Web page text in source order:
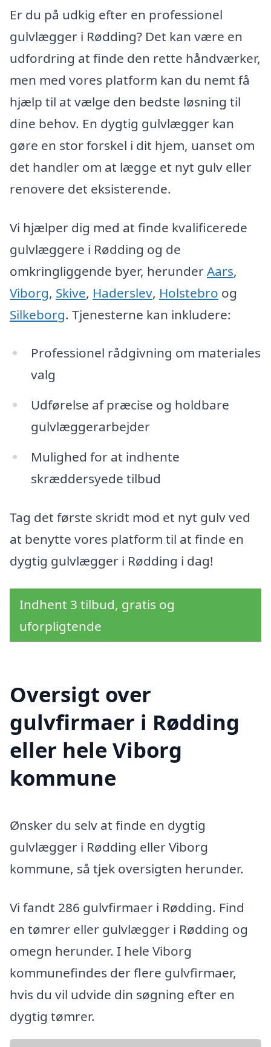
Er du på udkig efter en professionel
gulvlægger i Rødding? Det kan være en
udfordring at finde den rette håndværker,
men med vores platform kan du nemt få
hjælp til at vælge den bedste løsning til
dine behov. En dygtig gulvlægger kan
gøre en stor forskel i dit hjem, uanset om
det handler om at lægge et nyt gulv eller
renovere det eksisterende.
Vi hjælper dig med at finde kvalificerede
gulvlæggere i Rødding og de
omkringliggende byer, herunderAars,
Viborg, Skive, Haderslev, Holstebro og
Silkeborg. Tjenesterne kan inkludere:
Professionel rådgivning om materiales
valg
Udførelse af præcise og holdbare
gulvlæggerarbejder
Mulighed for at indhente
skræddersyede tilbud
Tag det første skridt mod et nyt gulv ved
at benytte vores platform til at finde en
dygtig gulvlægger i Rødding i dag!
Indhent 3 tilbud, gratis og
uforpligtende
Oversigt over
gulvfirmaer i Rødding
eller hele Viborg
kommune
Ønsker du selv at finde en dygtig
gulvlægger i Rødding eller Viborg
kommune, så tjek oversigten herunder.
Vi fandt 286 gulvfirmaer i Rødding. Find
en tømrer eller gulvlægger i Rødding og
omegn herunder. I hele Viborg
kommunefindes der flere gulvfirmaer,
hvis du vil udvide din søgning efter en
dygtig tømrer.